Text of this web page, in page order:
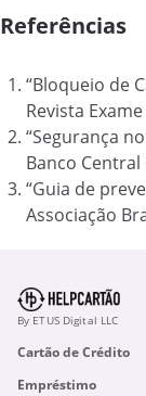
Referências
“Bloqueio de
Revista Exame
“Segurança
Banco
“Guia de
Associação
By ETUS Digital LLC
Cartão de Crédito
Empréstimo